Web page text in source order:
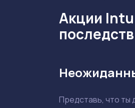
Акции
Представь, что ты